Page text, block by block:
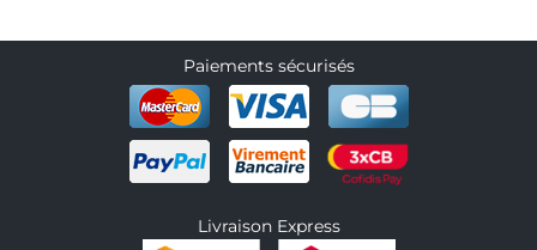
Paiements sécurisés
Livraison Express